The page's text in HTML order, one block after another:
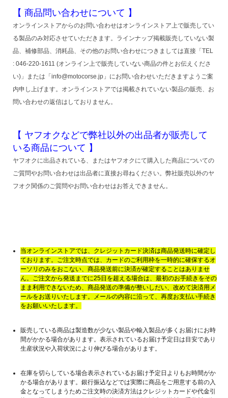
【 商品問い合わせについて 】
オンラインストアからのお問い合わせはオンラインストア上で販売してい
る製品のみ対応させていただきます。ラインナップ掲載販売していない製
品、補修部品、消耗品、その他のお問い合わせにつきましては直接「TEL
: 046-220-1611 (オンライン上で販売していない商品の件とお伝えくださ
い)」または「info@motocorse.jp」にお問い合わせいただきますようご案
内申し上げます。オンラインストアでは掲載されていない製品の販売、お
問い合わせの返信はしておりません。
【 ヤフオクなどで弊社以外の出品者が販売して
いる商品について 】
ヤフオクに出品されている、またはヤフオクにて購入した商品についての
ご質問やお問い合わせは出品者に直接お尋ねください。弊社販売以外のヤ
フオク関係のご質問やお問い合わせはお答えできません。
当オンラインストアでは、クレジットカード決済は商品発送時に確定し
ております。ご注文時点では、カードのご利用枠を一時的に確保するオ
ーソリのみをおこない、商品発送前に決済が確定することはありませ
ん。ご注文から発送までに25日を超える場合は、最初のお手続きをその
まま利用できないため、商品発送の準備が整いしだい、改めて決済用メ
ールをお送りいたします。メールの内容に沿って、再度お支払い手続き
をお願いいたします。
販売している商品は製造数が少ない製品や輸入製品が多くお届けにお時
間がかかる場合があります。表示されているお届け予定日は目安であり
生産状況や入荷状況により伸びる場合があります。
在庫を切らしている場合表示されているお届け予定日よりもお時間がか
かる場合があります。銀行振込などでは実際に商品をご用意する前の入
金となってしまうためご注文時の決済方法はクレジットカードや代金引